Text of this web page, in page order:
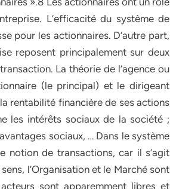
L’efficacité du système de
pour les actionnaires. D’autre part,
reposent principalement sur deux
La théorie de l’agence ou
(le principal) et le dirigeant
rentabilité financière de ses actions
les intérêts sociaux de la société ;
sociaux, … Dans le système
notion de transactions, car il s’agit
l’Organisation et le Marché sont
sont apparemment libres et